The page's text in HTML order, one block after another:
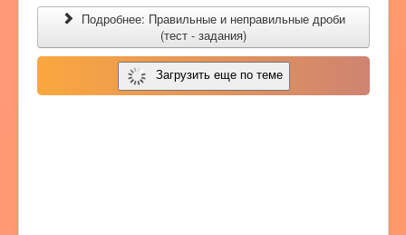
Подробнее: Правильные и неправильные дроби
(тест - задания)
Загрузить еще по теме